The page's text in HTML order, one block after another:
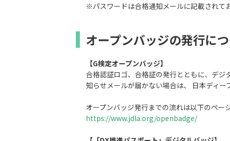
※パスワードは合格通知メールに記載されて
オープンバッジの発行に
【G検定オープンバッジ】
合格認証ロゴ、合格証の発行とともに、デジ
知らせメールが届かない場合は、 日本ディー
オープンバッジ発行までの流れは以下のペー
https://www.jdla.org/openbadge/